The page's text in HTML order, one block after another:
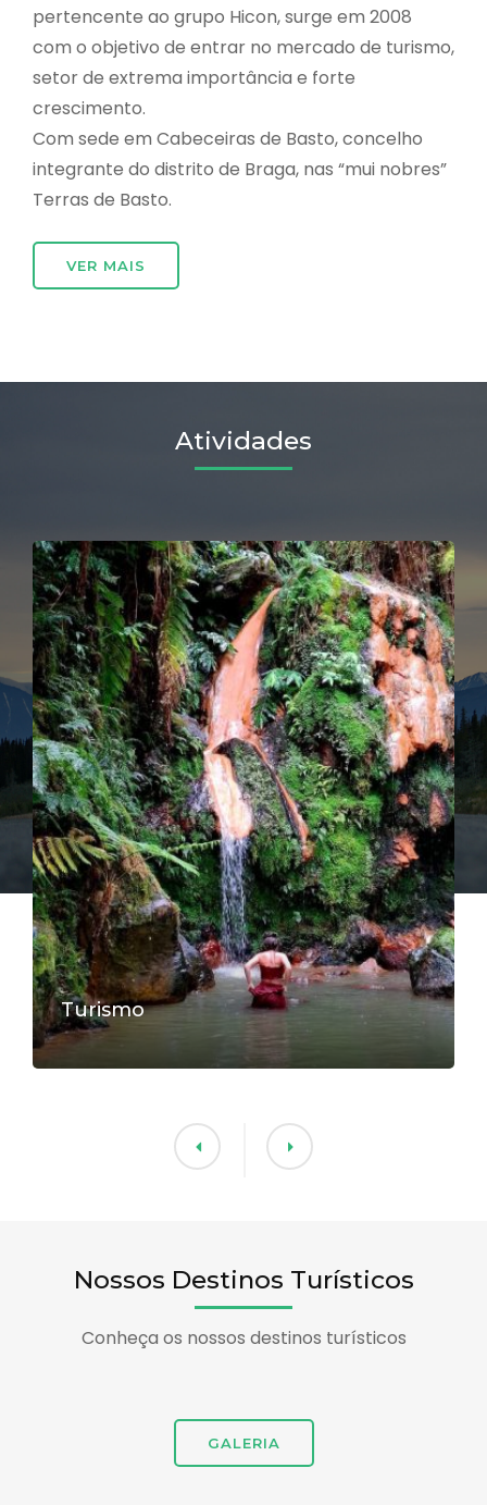
pertencente ao grupo Hicon, surge em 2008
com o objetivo de entrar no mercado de turismo,
setor de extrema importância e forte
crescimento.
Com sede em Cabeceiras de Basto, concelho
integrante do distrito de Braga, nas “mui nobres”
Terras de Basto.
VER MAIS
Atividades
Turismo
Nossos Destinos Turísticos
Conheça os nossos destinos turísticos
GALERIA